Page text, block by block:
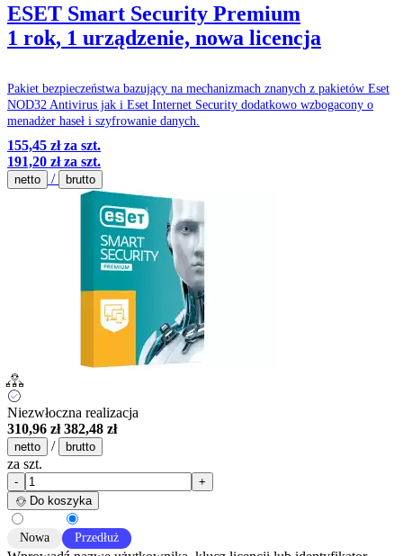
ESET Smart Security Premium
1 rok, 1 urządzenie, nowa licencja
Pakiet bezpieczeństwa bazujący na mechanizmach znanych z pakietów Eset
NOD32 Antivirus jak i Eset Internet Security dodatkowo wzbogacony o
menadżer haseł i szyfrowanie danych.
155,45 złza szt.
191,20 złza szt.
netto / brutto
Niezwłoczna realizacja
310,96 zł 382,48 zł
netto / brutto
za szt.
-
+
Do koszyka
Nowa Przedłuż